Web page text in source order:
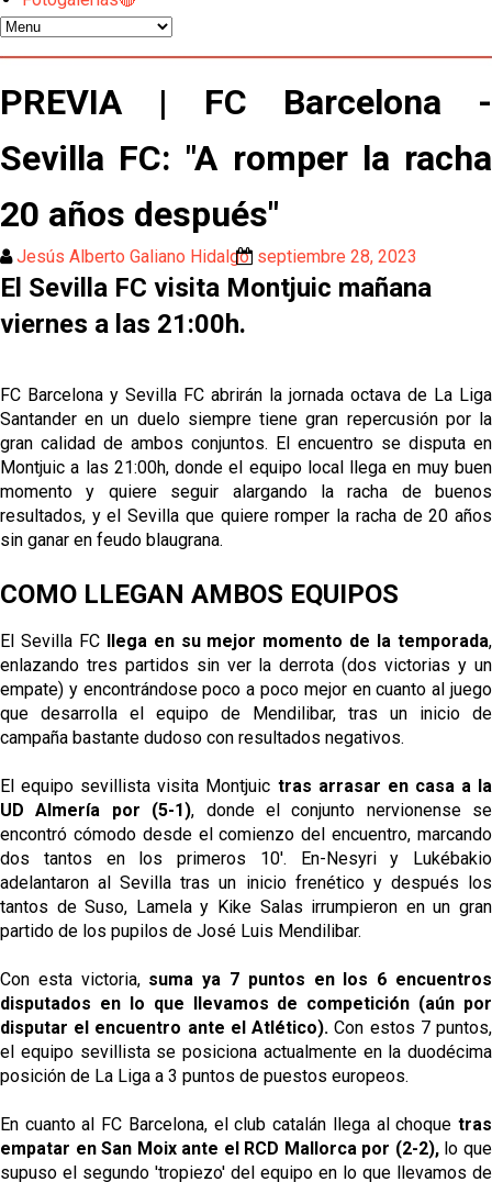
Emery quiere pescar en el Atleti , el Villareal ya
tiene nuevo portero y el Getafe mueve ficha... Las
últimas novedades del mercado de La Liga
Vargas y Sow se incorporan al grupo en la sesión
del martes
Odysseas Vlachodimos: “El objetivo es mejorar la
El Sevilla FC empieza a inscribir a los nuevos
fichajes
Opinión | "Carta abierta a Alberto Flores" por Rafa
García
Endrick y Marc Bernal protagonizan las ofertas más
destacadas del día
El Sevilla Juvenil A última detalles en Canarias para
su debut en la Cantalejo Province Cup
El dato que destaca a Agoumé entre las cinco
grandes ligas
Juanlu de vuelta a Sevilla para cerrar su fichaje a la
Premier
PREVIA | FC Barcelona -
Sevilla FC: "A romper la racha
20 años después"
Jesús Alberto Galiano Hidalgo septiembre 28, 2023
El Sevilla FC visita Montjuic mañana
viernes a las 21:00h.
FC Barcelona y Sevilla FC abrirán la jornada octava de La Liga
Santander en un duelo siempre tiene gran repercusión por la
gran calidad de ambos conjuntos. El encuentro se disputa en
Montjuic a las 21:00h, donde el equipo local llega en muy buen
momento y quiere seguir alargando la racha de buenos
resultados, y el Sevilla que quiere romper la racha de 20 años
sin ganar en feudo blaugrana.
COMO LLEGAN AMBOS EQUIPOS
El Sevilla FC llega en su mejor momento de la temporada,
enlazando tres partidos sin ver la derrota (dos victorias y un
empate) y encontrándose poco a poco mejor en cuanto al juego
que desarrolla el equipo de Mendilibar, tras un inicio de
campaña bastante dudoso con resultados negativos.
El equipo sevillista visita Montjuic tras arrasar en casa a la
UD Almería por (5-1), donde el conjunto nervionense se
encontró cómodo desde el comienzo del encuentro, marcando
dos tantos en los primeros 10'. En-Nesyri y Lukébakio
adelantaron al Sevilla tras un inicio frenético y después los
tantos de Suso, Lamela y Kike Salas irrumpieron en un gran
partido de los pupilos de José Luis Mendilibar.
Con esta victoria, suma ya 7 puntos en los 6 encuentros
disputados en lo que llevamos de competición (aún por
disputar el encuentro ante el Atlético).Con estos 7 puntos,
el equipo sevillista se posiciona actualmente en la duodécima
posición de La Liga a 3 puntos de puestos europeos.
En cuanto al FC Barcelona, el club catalán llega al choque tras
empatar en San Moix ante el RCD Mallorca por (2-2),lo que
supuso el segundo 'tropiezo' del equipo en lo que llevamos de